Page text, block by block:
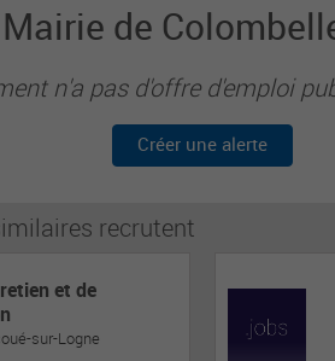
de
n'a pas d'offre d'emploi
Créer une alerte
recrutent
et de
sur-Logne